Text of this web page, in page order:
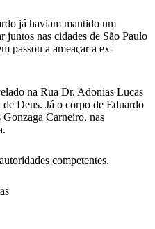
já haviam mantido um
juntos nas cidades de São Paulo
passou a ameaçar a ex-
na Rua Dr. Adonias Lucas
Deus. Já o corpo de Eduardo
Carneiro, nas
competentes.